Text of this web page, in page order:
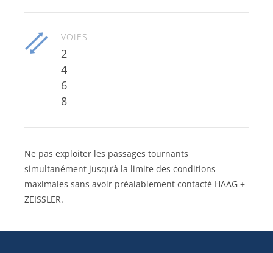
VOIES
2
4
6
8
Ne pas exploiter les passages tournants
simultanément jusqu’à la limite des conditions
maximales sans avoir préalablement contacté HAAG +
ZEISSLER.